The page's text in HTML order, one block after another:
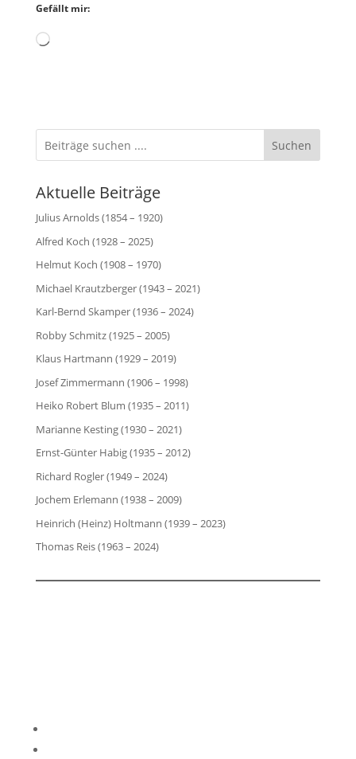
Gefällt mir:
Wird
Suchen
Aktuelle Beiträge
Julius Arnolds (1854 – 1920)
Alfred Koch (1928 – 2025)
Helmut Koch (1908 – 1970)
Michael Krautzberger (1943 – 2021)
Karl-Bernd Skamper (1936 – 2024)
Robby Schmitz (1925 – 2005)
Klaus Hartmann (1929 – 2019)
Josef Zimmermann (1906 – 1998)
Heiko Robert Blum (1935 – 2011)
Marianne Kesting (1930 – 2021)
Ernst-Günter Habig (1935 – 2012)
Richard Rogler (1949 – 2024)
Jochem Erlemann (1938 – 2009)
Heinrich (Heinz) Holtmann (1939 – 2023)
Thomas Reis (1963 – 2024)